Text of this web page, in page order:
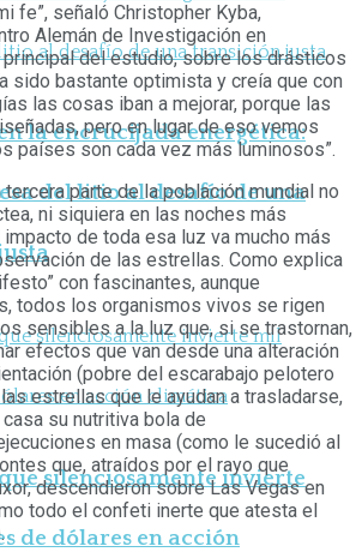
la encrucijada energética:
del litio al desafío de una
silenciosamente invierte
de dólares en acción
fe”, señaló Christopher Kyba,
Alemán de Investigación en
principal del estudio, sobre los drásticos
sido bastante optimista y creía que con
las cosas iban a mejorar, porque las
pero en lugar de eso vemos
países son cada vez más luminosos”.
tercera parte de la población mundial no
ni siquiera en las noches más
de toda esa luz va mucho más
de las estrellas. Como explica
con fascinantes, aunque
todos los organismos vivos se rigen
sensibles a la luz que, si se trastornan,
efectos que van desde una alteración
(pobre del escarabajo pelotero
estrellas que le ayudan a trasladarse,
su nutritiva bola de
en masa (como le sucedió al
que, atraídos por el rayo que
descendieron sobre Las Vegas en
todo el confeti inerte que atesta el